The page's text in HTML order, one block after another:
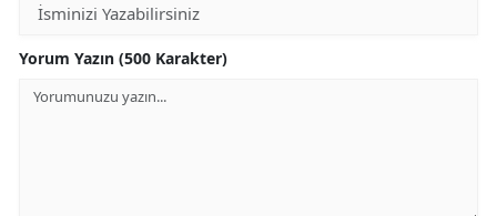
Yorum Yazın (500 Karakter)